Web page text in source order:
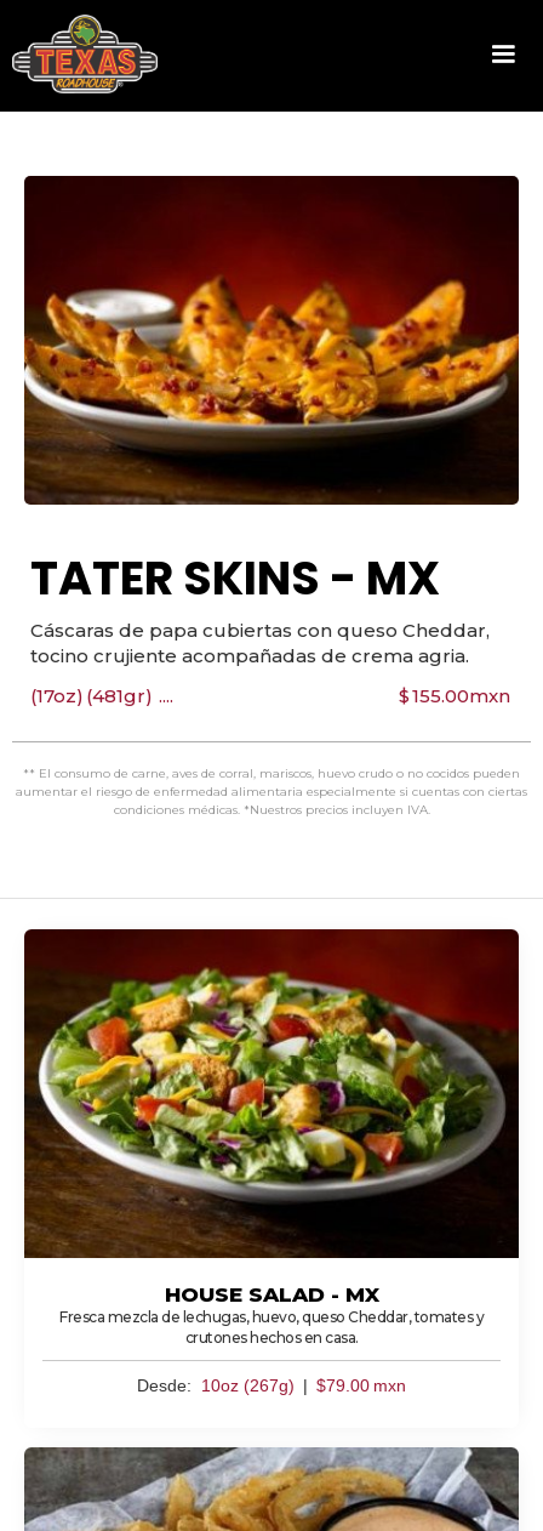
TATER SKINS - MX
Cáscaras de papa cubiertas con queso Cheddar,
tocino crujiente acompañadas de crema agria.
(17oz) (481gr) .... $155.00mxn
** El consumo de carne, aves de corral, mariscos, huevo crudo o no cocidos pueden
aumentar el riesgo de enfermedad alimentaria especialmente si cuentas con ciertas
condiciones médicas. *Nuestros precios incluyen IVA.
HOUSE SALAD - MX
Fresca mezcla de lechugas, huevo, queso Cheddar, tomates y
crutones hechos en casa.
Desde: 10oz (267g) | $79.00 mxn